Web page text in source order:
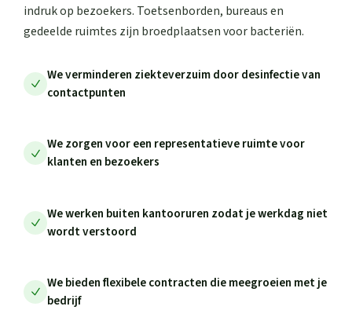
indruk op bezoekers. Toetsenborden, bureaus en
gedeelde ruimtes zijn broedplaatsen voor bacteriën.
We verminderen ziekteverzuim door desinfectie van
contactpunten
We zorgen voor een representatieve ruimte voor
klanten en bezoekers
We werken buiten kantooruren zodat je werkdag niet
wordt verstoord
We bieden flexibele contracten die meegroeien met je
bedrijf